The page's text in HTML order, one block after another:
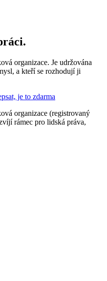
organizace. Je udržována
a kteří se rozhodují ji
je to zdarma
organizace (registrovaný
rámec pro lidská práva,